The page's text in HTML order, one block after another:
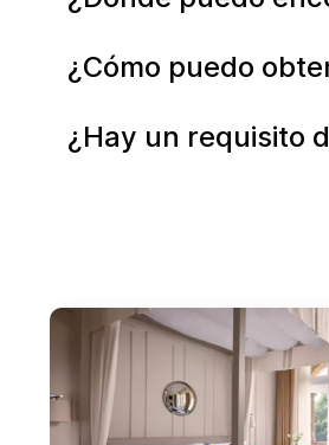
¿Cómo puedo
¿Hay un requisito